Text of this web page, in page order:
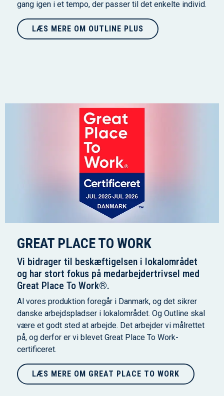
gang igen i et tempo, der passer til det enkelte individ.
LÆS MERE OM OUTLINE PLUS
GREAT PLACE TO WORK
Vi bidrager til beskæftigelsen i lokalområdet
og har stort fokus på medarbejdertrivsel med
Great Place To Work®.
Al vores produktion foregår i Danmark, og det sikrer
danske arbejdspladser i lokalområdet. Og Outline skal
være et godt sted at arbejde. Det arbejder vi målrettet
på, og derfor er vi blevet Great Place To Work-
certificeret.
LÆS MERE OM GREAT PLACE TO WORK